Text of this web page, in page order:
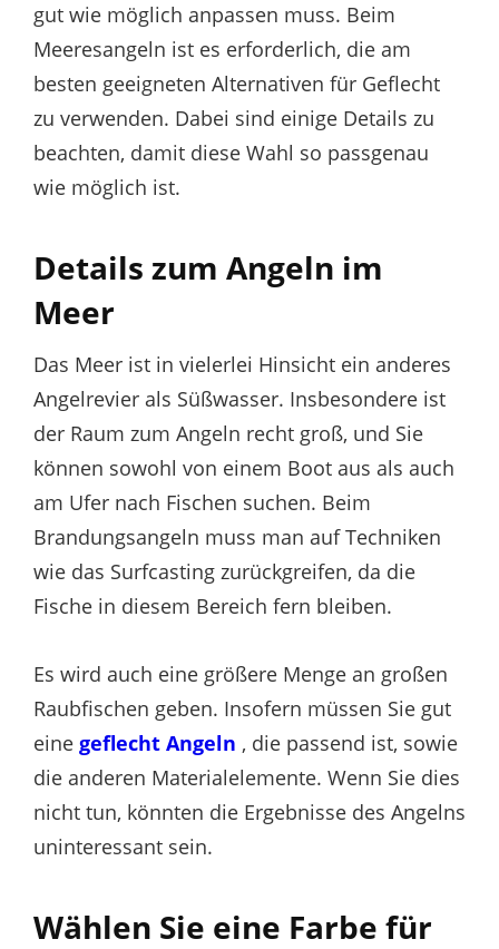
gut wie möglich anpassen muss. Beim
Meeresangeln ist es erforderlich, die am
besten geeigneten Alternativen für Geflecht
zu verwenden. Dabei sind einige Details zu
beachten, damit diese Wahl so passgenau
wie möglich ist.
Details zum Angeln im
Meer
Das Meer ist in vielerlei Hinsicht ein anderes
Angelrevier als Süßwasser. Insbesondere ist
der Raum zum Angeln recht groß, und Sie
können sowohl von einem Boot aus als auch
am Ufer nach Fischen suchen. Beim
Brandungsangeln muss man auf Techniken
wie das Surfcasting zurückgreifen, da die
Fische in diesem Bereich fern bleiben.
Es wird auch eine größere Menge an großen
Raubfischen geben. Insofern müssen Sie gut
eine geflecht Angeln , die passend ist, sowie
die anderen Materialelemente. Wenn Sie dies
nicht tun, könnten die Ergebnisse des Angelns
uninteressant sein.
Wählen Sie eine Farbe für